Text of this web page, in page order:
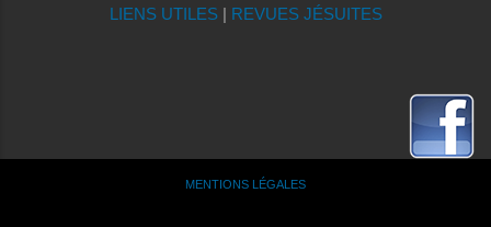
LIENS UTILES| REVUES JÉSUITES
MENTIONS LÉGALES